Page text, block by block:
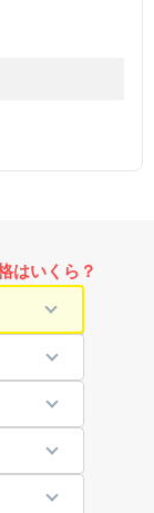
はいくら？